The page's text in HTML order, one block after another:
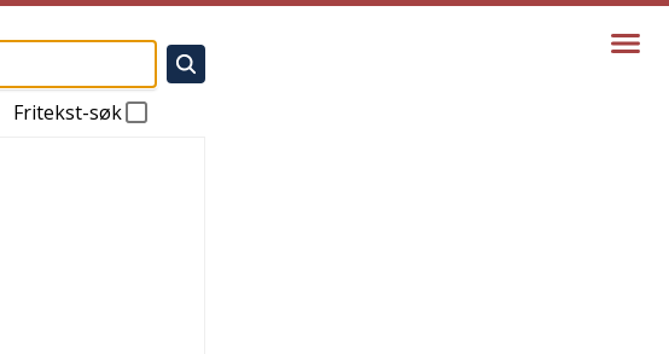
Fritekst-søk